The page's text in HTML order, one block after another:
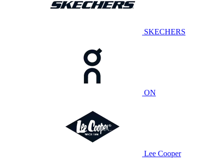
SKECHERS
ON
Lee Cooper